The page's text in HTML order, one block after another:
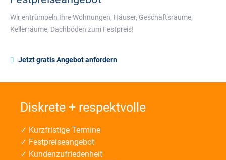
Wir entrümpeln Ihre Wohnungen, Häuser, Geschäftsräume,
Kellerräume, Dachböden zum Festpreis!
Jetzt gratis Angebot anfordern
Diskrete + respektvolle
✓ Kurzfristige Termine
✓ Festpreiseangebot
✓ Kundenzufriedenheit